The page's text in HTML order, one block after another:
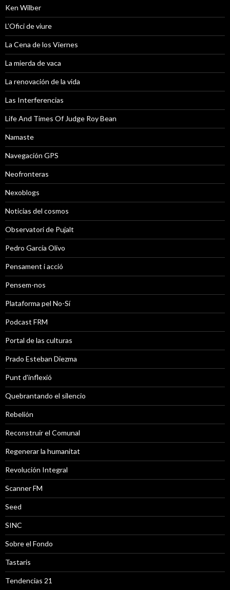
Ken Wilber
L’Ofici de viure
La Cena de los Viernes
La mierda de vaca
La renovación de la vida
Las Interferencias
Life And Times Of Judge Roy Bean
Namaste
Navegación GPS
Neofronteras
Nexoblogs
Noticias del cosmos
Observatori de Pujalt
Pedro García Olivo
Pensament i acció
Pensem-nos
Plataforma pel No-Sí
Podcast FRM
Portal de las culturas
Prado Esteban Diezma
Punt d'inflexió
Quebrantando el silencio
Rebelión
Reconstruir el Comunal
Regenerar la humanitat
Revolución Integral
Scanner FM
Seed
SINC
Sobre el Fondo
Tastaris
Tendencias 21